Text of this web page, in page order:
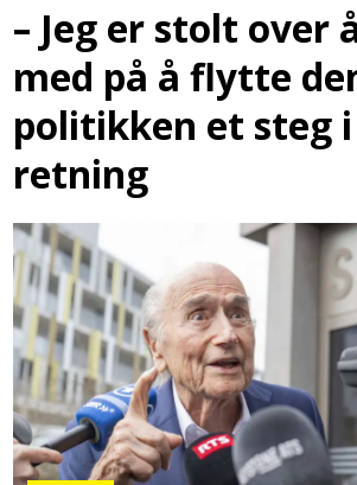
– Jeg er stolt over
med på å flytte
politikken et steg
retning